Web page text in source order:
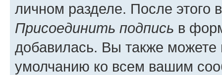
личном разделе. После этого
Присоединить подпись в
добавилась. Вы также можете
умолчанию ко всем вашим